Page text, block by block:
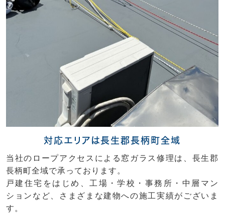
対応エリアは長生郡長柄町全域
当社のロープアクセスによる窓ガラス修理は、長生郡
長柄町全域で承っております。
戸建住宅をはじめ、工場・学校・事務所・中層マン
ションなど、さまざまな建物への施工実績がございま
す。